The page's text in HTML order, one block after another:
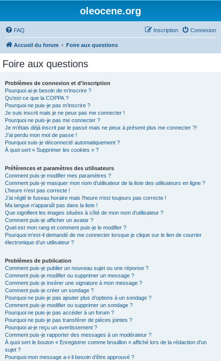
oleocene.org
FAQ Connexion
Inscription
Accueil du forum Foire aux questions
Foire aux questions
Problèmes de connexion et d’inscription
Pourquoi ai-je besoin de m’inscrire ?
Qu’est-ce que la COPPA ?
Pourquoi ne puis-je pas m’inscrire ?
Je suis inscrit mais je ne peux pas me connecter !
Pourquoi ne puis-je pas me connecter ?
Je m’étais déjà inscrit par le passé mais ne peux à présent plus me connecter ?!
J’ai perdu mon mot de passe !
Pourquoi suis-je déconnecté automatiquement ?
À quoi sert « Supprimer les cookies » ?
Préférences et paramètres des utilisateurs
Comment puis-je modifier mes paramètres ?
Comment puis-je masquer mon nom d’utilisateur de la liste des utilisateurs en ligne ?
L’heure n’est pas correcte !
J’ai réglé le fuseau horaire mais l’heure n’est toujours pas correcte !
Ma langue n’apparaît pas dans la liste !
Que signifient les images situées à côté de mon nom d’utilisateur ?
Comment puis-je afficher un avatar ?
Quel est mon rang et comment puis-je le modifier ?
Pourquoi m’est-il demandé de me connecter lorsque je clique sur le lien de courrier
électronique d’un utilisateur ?
Problèmes de publication
Comment puis-je publier un nouveau sujet ou une réponse ?
Comment puis-je modifier ou supprimer un message ?
Comment puis-je insérer une signature à mon message ?
Comment puis-je créer un sondage ?
Pourquoi ne puis-je pas ajouter plus d’options à un sondage ?
Comment puis-je modifier ou supprimer un sondage ?
Pourquoi ne puis-je pas accéder à un forum ?
Pourquoi ne puis-je pas transférer de pièces jointes ?
Pourquoi ai-je reçu un avertissement ?
Comment puis-je rapporter des messages à un modérateur ?
À quoi sert le bouton « Enregistrer comme brouillon » affiché lors de la rédaction d’un
sujet ?
Pourquoi mon message a-t-il besoin d’être approuvé ?